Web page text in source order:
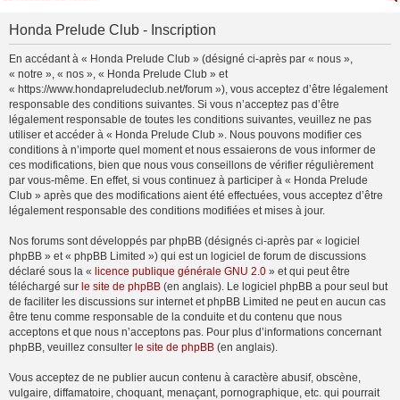
Honda Prelude Club - Inscription
En accédant à « Honda Prelude Club » (désigné ci-après par « nous »,
« notre », « nos », « Honda Prelude Club » et
« https://www.hondapreludeclub.net/forum »), vous acceptez d’être légalement
responsable des conditions suivantes. Si vous n’acceptez pas d’être
légalement responsable de toutes les conditions suivantes, veuillez ne pas
utiliser et accéder à « Honda Prelude Club ». Nous pouvons modifier ces
conditions à n’importe quel moment et nous essaierons de vous informer de
ces modifications, bien que nous vous conseillons de vérifier régulièrement
par vous-même. En effet, si vous continuez à participer à « Honda Prelude
Club » après que des modifications aient été effectuées, vous acceptez d’être
légalement responsable des conditions modifiées et mises à jour.
Nos forums sont développés par phpBB (désignés ci-après par « logiciel
phpBB » et « phpBB Limited ») qui est un logiciel de forum de discussions
déclaré sous la « licence publique générale GNU 2.0 » et qui peut être
téléchargé sur le site de phpBB (en anglais). Le logiciel phpBB a pour seul but
de faciliter les discussions sur internet et phpBB Limited ne peut en aucun cas
être tenu comme responsable de la conduite et du contenu que nous
acceptons et que nous n’acceptons pas. Pour plus d’informations concernant
phpBB, veuillez consulter le site de phpBB (en anglais).
Vous acceptez de ne publier aucun contenu à caractère abusif, obscène,
vulgaire, diffamatoire, choquant, menaçant, pornographique, etc. qui pourrait